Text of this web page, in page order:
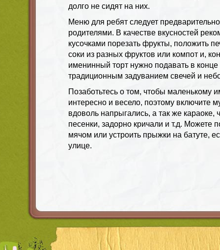
долго не сидят на них.
Меню для ребят следует
родителями. В качестве вкусностей
кусочками порезать фрукты, положить
соки из разных фруктов или компот и,
именинный торт нужно подавать в конце
традиционным задуванием свечей и
Позаботьтесь о том, чтобы маленькому
интересно и весело, поэтому включите
вдоволь напрыгались, а так же караоке,
песенки, задорно кричали и т.д. Можете
мячом или устроить прыжки на батуте,
улице.